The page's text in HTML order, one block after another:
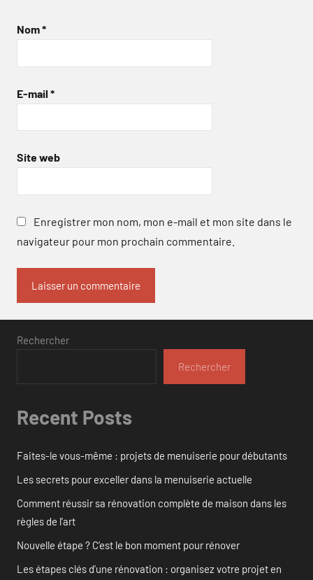
Nom*
E-mail *
Site web
Enregistrer mon nom, mon e-mail et mon site dans le
navigateur pour mon prochain commentaire.
Rechercher
Rechercher
Recent Posts
Faites-le vous-même : projets de menuiserie pour débutants
Les secrets pour exceller dans la menuiserie actuelle
Comment réussir sa rénovation complète de maison dans les
règles de l’art
Nouvelle étape ? C’est le bon moment pour rénover
Les étapes clés d’une rénovation : organisez votre projet en